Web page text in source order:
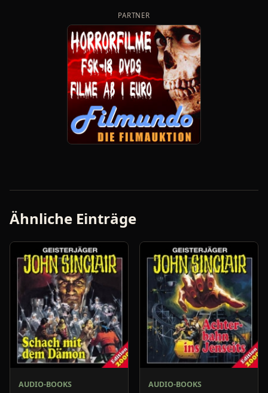
PARTNER
Ähnliche Einträge
AUDIO-BOOKS AUDIO-BOOKS